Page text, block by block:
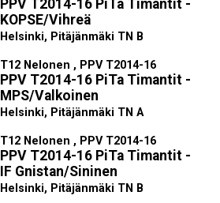
PPV T2014-16 PiTa Timantit -
KOPSE/Vihreä
Helsinki, Pitäjänmäki TN B
T12 Nelonen , PPV T2014-16
PPV T2014-16 PiTa Timantit -
MPS/Valkoinen
Helsinki, Pitäjänmäki TN A
T12 Nelonen , PPV T2014-16
PPV T2014-16 PiTa Timantit -
IF Gnistan/Sininen
Helsinki, Pitäjänmäki TN B